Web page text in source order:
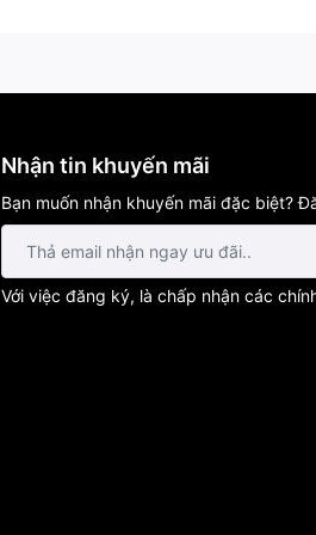
Nhận tin khuyến mãi
Bạn muốn nhận khuyến mãi đặc biệt?
Với việc đăng ký, là chấp nhận các